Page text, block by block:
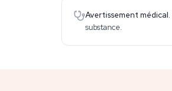
Avertissement médical.
substance.